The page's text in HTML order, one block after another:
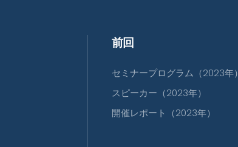
前回
セミナープログラム（2023年）
スピーカー（2023年）
開催レポート（2023年）